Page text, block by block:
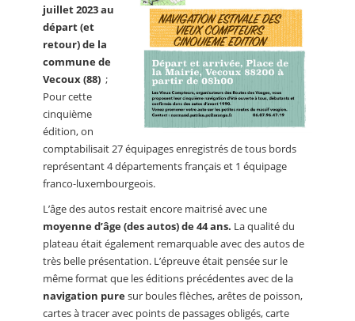
juillet 2023 au
départ (et
retour) de la
commune de
Vecoux (88) ;
Pour cette
cinquième
édition, on
comptabilisait 27 équipages enregistrés de tous bords
représentant 4 départements français et 1 équipage
franco-luxembourgeois.
L’âge des autos restait encore maitrisé avec une
moyenne d’âge (des autos) de 44 ans. La qualité du
plateau était également remarquable avec des autos de
très belle présentation. L’épreuve était pensée sur le
même format que les éditions précédentes avec de la
navigation puresur boules flèches, arêtes de poisson,
cartes à tracer avec points de passages obligés, carte